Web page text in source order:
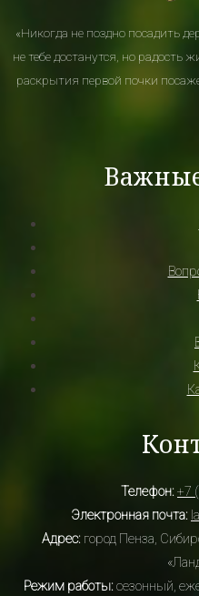
«Никогда не поздно посадить
не тебе достанутся, но радость
раскрытия первой почки
Телефон:+7
Электронная почта:
Адрес: город Пенза,
Режим работы:сезонный,